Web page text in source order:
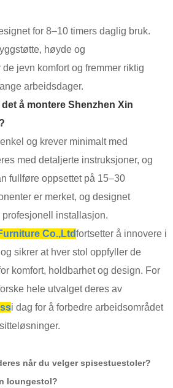
for 8–10 timers daglig bruk.
høyde og
jevn komfort og fremmer riktig
arbeidsdager.
å montere Shenzhen Xin
og krever minimalt med
med detaljerte instruksjoner, og
fullføre oppsettet på 15–30
er merket, og designet
installasjon.
Co.,Ltdfortsetter å innovere i
sikrer at hver stol oppfyller de
komfort, holdbarhet og design. For
hele utvalget deres av
i dag for å forbedre arbeidsområdet
når du velger spisestuestoler?
loungestol?